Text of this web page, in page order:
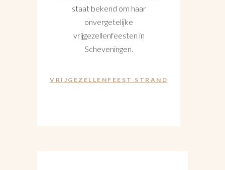
staat bekend om haar
onvergetelijke
vrijgezellenfeesten in
Scheveningen.
VRIJGEZELLENFEEST STRAND